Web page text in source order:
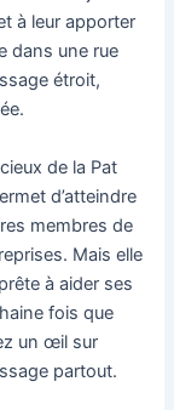
à leur apporter
dans une rue
étroit,
de la Pat
d’atteindre
membres de
Mais elle
à aider ses
fois que
un œil sur
partout.